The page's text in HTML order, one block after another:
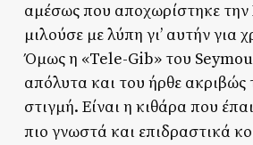
αμέσως που αποχωρίστηκε
μιλούσε με λύπη γι’ αυτήν για
Όμως η «Tele-Gib» του
απόλυτα και του ήρθε
στιγμή. Είναι η κιθάρα που
πιο γνωστά και επιδραστικά